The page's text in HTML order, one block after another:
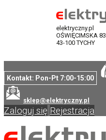
elektryczny.pl
OŚWIĘCIMSKA 83
43-100 TYCHY
Kontakt: Pon-Pt 7:00-15:00
sklep@elektryczny.pl
Zaloguj się Rejestracja